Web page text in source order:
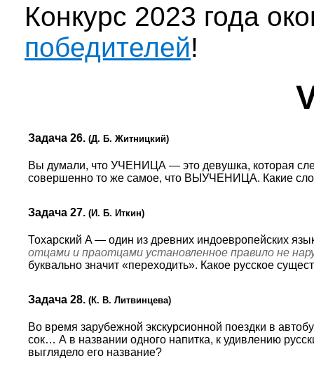
Конкурс 2023 года
победителей!
Задача 26. (Д. Б. Житницкий)
Вы думали, что УЧЕНИЦА — это девушка, которая
совершенно то же самое, что ВЫУЧЕНИЦА. Какие
Задача 27. (И. Б. Иткин)
Тохарский A — один из древних индоевропейских
отцами и праотцами установленное правило не
буквально значит «переходить». Какое русское
Задача 28. (К. В. Литвинцева)
Во время зарубежной экскурсионной поездки в
сок… А в названии одного напитка, к удивлению
выглядело его название?